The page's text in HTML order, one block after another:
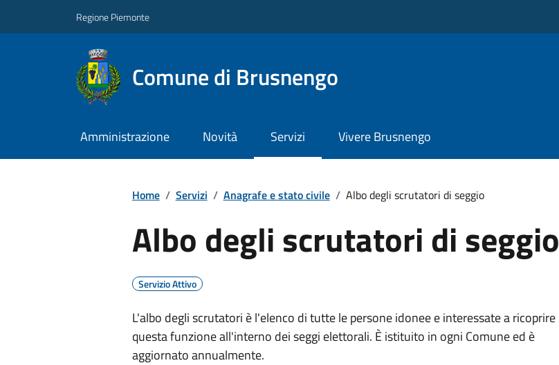
Regione Piemonte
Comune di Brusnengo
Amministrazione Novità Servizi Vivere Brusnengo
Home / Servizi / Anagrafe e stato civile / Albo degli scrutatori di seggio
Albo degli scrutatori di seggio
Servizio Attivo
L'albo degli scrutatori è l'elenco di tutte le persone idonee e interessate a ricoprire
questa funzione all'interno dei seggi elettorali. È istituito in ogni Comune ed è
aggiornato annualmente.